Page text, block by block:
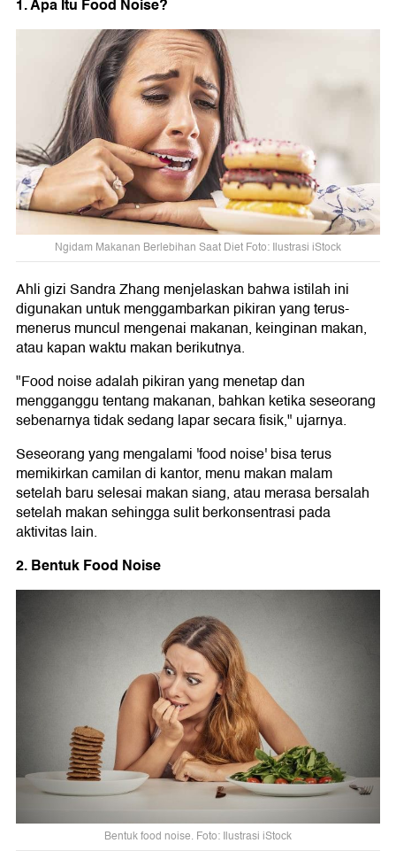
Ngidam Makanan Berlebihan Saat Diet Foto: Ilustrasi iStock
Ahli gizi Sandra Zhang menjelaskan bahwa istilah ini
digunakan untuk menggambarkan pikiran yang terus-
menerus muncul mengenai makanan, keinginan makan,
atau kapan waktu makan berikutnya.
"Food noise adalah pikiran yang menetap dan
mengganggu tentang makanan, bahkan ketika seseorang
sebenarnya tidak sedang lapar secara fisik," ujarnya.
Seseorang yang mengalami 'food noise' bisa terus
memikirkan camilan di kantor, menu makan malam
setelah baru selesai makan siang, atau merasa bersalah
setelah makan sehingga sulit berkonsentrasi pada
aktivitas lain.
2. Bentuk Food Noise
Bentuk food noise. Foto: Ilustrasi iStock